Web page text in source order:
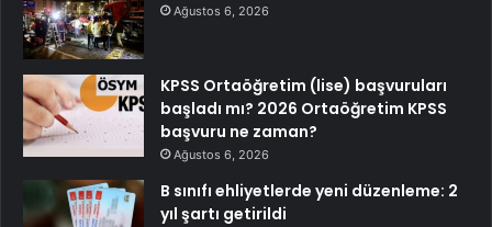
Ağustos 6, 2026
KPSS Ortaöğretim (lise) başvuruları
başladı mı? 2026 Ortaöğretim KPSS
başvuru ne zaman?
Ağustos 6, 2026
B sınıfı ehliyetlerde yeni düzenleme: 2
yıl şartı getirildi